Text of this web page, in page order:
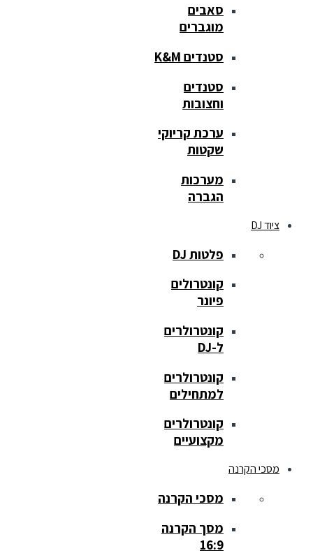
סאבים
מוגברים
סטנדים K&M
סטנדים
וחצובות
ערכת קריוקי
שקטות
מערכות
הגברה
ציוד DJ
פלטות DJ
קונטרולים
פיונר
קונטרולרים
ל-DJ
קונטרולרים
למתחילים
קונטרולרים
מקצועיים
מסכי הקרנה
מסכי הקרנה
מסך הקרנה
16:9